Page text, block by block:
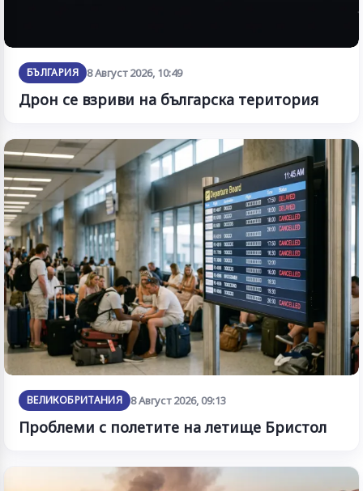
БЪЛГАРИЯ 8 Август 2026, 10:49
Дрон се взриви на българска територия
ВЕЛИКОБРИТАНИЯ 8 Август 2026, 09:13
Проблеми с полетите на летище Бристол